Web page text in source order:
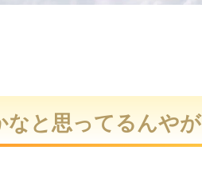
なと思ってるんやが